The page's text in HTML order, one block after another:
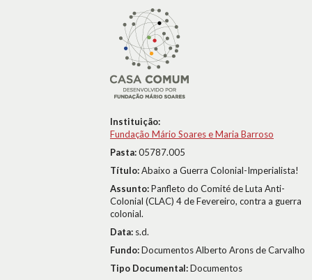
Instituição:
Fundação Mário Soares e Maria Barroso
Pasta:05787.005
Título:Abaixo a Guerra Colonial-Imperialista!
Assunto:Panfleto do Comité de Luta Anti-
Colonial (CLAC) 4 de Fevereiro, contra a guerra
colonial.
Data: s.d.
Fundo:Documentos Alberto Arons de Carvalho
Tipo Documental:Documentos